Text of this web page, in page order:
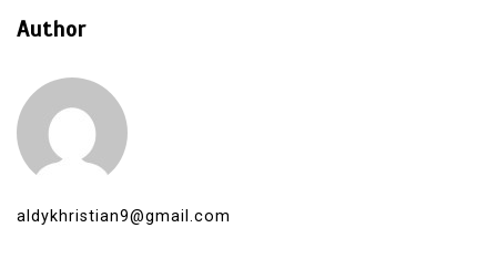
Author
aldykhristian9@gmail.com